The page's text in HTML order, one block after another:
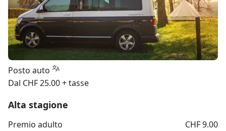
Posto auto
Dal CHF 25.00 + tasse
Alta stagione
Premio adulto
CHF 9.00